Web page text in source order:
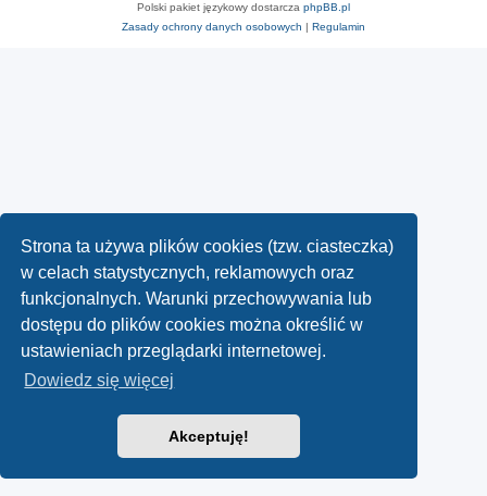
Strona ta używa plików cookies (tzw. ciasteczka)
w celach statystycznych, reklamowych oraz
funkcjonalnych. Warunki przechowywania lub
dostępu do plików cookies można określić w
ustawieniach przeglądarki internetowej.
Dowiedz się więcej
Akceptuję!
Polski pakiet językowy dostarcza phpBB.pl
Zasady ochrony danych osobowych | Regulamin